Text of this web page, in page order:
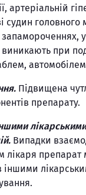
артеріальній
судин головного
при
Підвищена
препарату.
Випадки
лікаря препарат
іншими